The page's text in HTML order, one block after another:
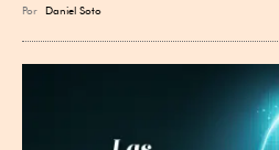
Por Daniel Soto